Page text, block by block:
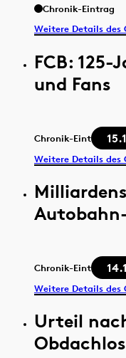
Chronik-Eintrag
Weitere Details des
FCB: 125-
und Fans
Chronik-Eintrag
Weitere Details des
Chronik-Eintrag
Weitere Details des
Urteil